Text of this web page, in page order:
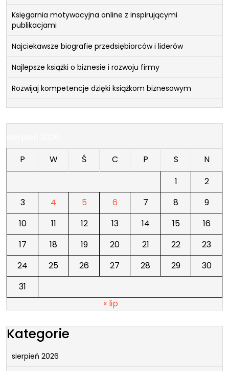
Księgarnia motywacyjna online z inspirującymi
publikacjami
Najciekawsze biografie przedsiębiorców i liderów
Najlepsze książki o biznesie i rozwoju firmy
Rozwijaj kompetencje dzięki książkom biznesowym
P
W Ś C P S
N
1
2
3
4 5 6 7 8
9
10
11 12 13 14 15
16
17
18 19 20 21 22
23
24
25 26 27 28 29
30
31
« lip
Kategorie
sierpień 2026